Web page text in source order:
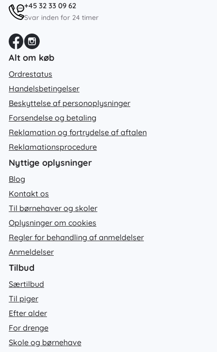
+45 32 33 09 62
Svar inden for 24 timer
Alt om køb
Ordrestatus
Handelsbetingelser
Beskyttelse af personoplysninger
Forsendelse og betaling
Reklamation og fortrydelse af aftalen
Reklamationsprocedure
Nyttige oplysninger
Blog
Kontakt os
Til børnehaver og skoler
Oplysninger om cookies
Regler for behandling af anmeldelser
Anmeldelser
Tilbud
Særtilbud
Til piger
Efter alder
For drenge
Skole og børnehave